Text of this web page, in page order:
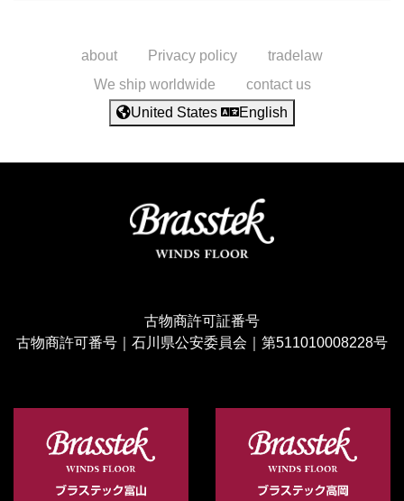
about Privacy policy
tradelaw
We ship worldwide
contact us
United States
English
古物商許可証番号
古物商許可番号｜石川県公安委員会｜第511010008228号